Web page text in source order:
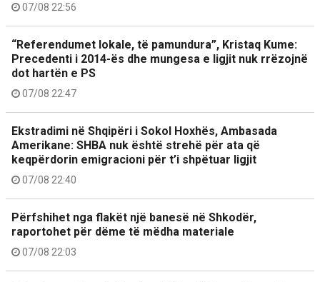
07/08 22:56
“Referendumet lokale, të pamundura”, Kristaq Kume:
Precedenti i 2014-ës dhe mungesa e ligjit nuk rrëzojnë
dot hartën e PS
07/08 22:47
Ekstradimi në Shqipëri i Sokol Hoxhës, Ambasada
Amerikane: SHBA nuk është strehë për ata që
keqpërdorin emigracioni për t’i shpëtuar ligjit
07/08 22:40
Përfshihet nga flakët një banesë në Shkodër,
raportohet për dëme të mëdha materiale
07/08 22:03